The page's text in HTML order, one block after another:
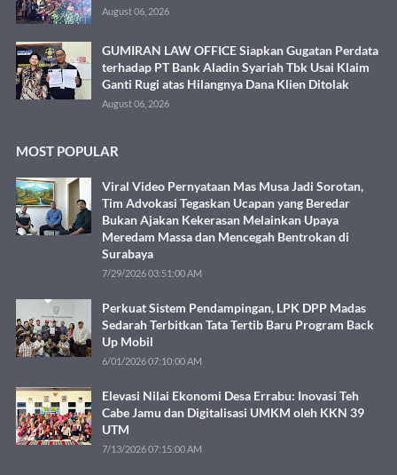
August 06, 2026
GUMIRAN LAW OFFICE Siapkan Gugatan Perdata
terhadap PT Bank Aladin Syariah Tbk Usai Klaim
Ganti Rugi atas Hilangnya Dana Klien Ditolak
August 06, 2026
MOST POPULAR
Viral Video Pernyataan Mas Musa Jadi Sorotan,
Tim Advokasi Tegaskan Ucapan yang Beredar
Bukan Ajakan Kekerasan Melainkan Upaya
Meredam Massa dan Mencegah Bentrokan di
Surabaya
7/29/2026 03:51:00 AM
Perkuat Sistem Pendampingan, LPK DPP Madas
Sedarah Terbitkan Tata Tertib Baru Program Back
Up Mobil
6/01/2026 07:10:00 AM
Elevasi Nilai Ekonomi Desa Errabu: Inovasi Teh
Cabe Jamu dan Digitalisasi UMKM oleh KKN 39
UTM
7/13/2026 07:15:00 AM